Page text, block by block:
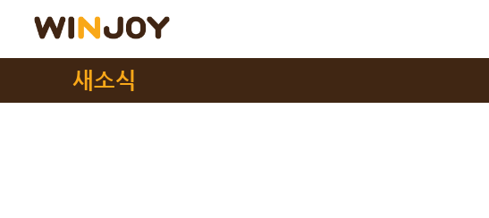
새소식